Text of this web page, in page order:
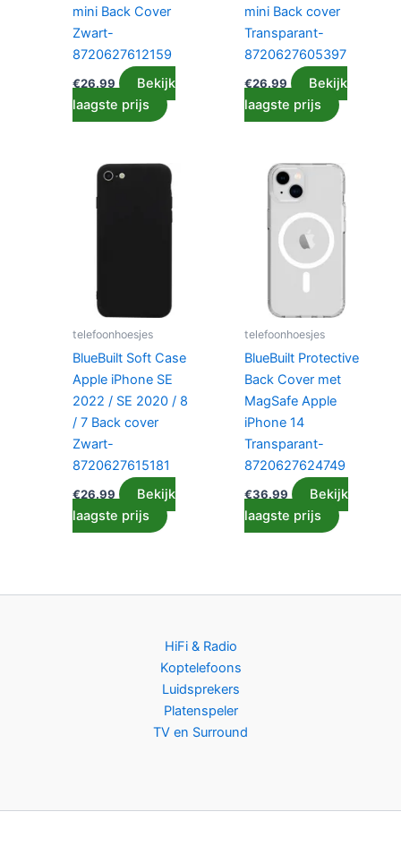
mini Back Cover
Zwart-
8720627612159
€26.99
Bekijk
laagste prijs
mini Back cover
Transparant-
8720627605397
€26.99
Bekijk
laagste prijs
telefoonhoesjes
BlueBuilt Soft Case
Apple iPhone SE
2022 / SE 2020 / 8
/ 7 Back cover
Zwart-
8720627615181
€26.99
Bekijk
laagste prijs
telefoonhoesjes
BlueBuilt Protective
Back Cover met
MagSafe Apple
iPhone 14
Transparant-
8720627624749
€36.99
Bekijk
laagste prijs
HiFi & Radio
Koptelefoons
Luidsprekers
Platenspeler
TV en Surround